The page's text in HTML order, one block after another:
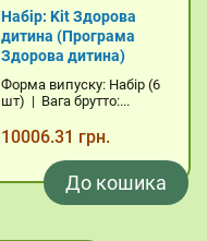
Набір: Kit Здорова
дитина (Програма
Здорова дитина)
Форма випуску: Набір (6
шт) | Вага брутто:...
10006.31 грн.
До кошика